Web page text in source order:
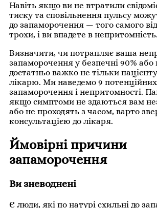
Навіть якщо ви не втратили
тиску та сповільнення пульсу
до запаморочення — того самого
трохи, і ви впадете в непритомність.
Визначити, чи потрапляє ваша
запаморочення у безпечні 90% або
достатньо важко не тільки
лікарю. Ми наведемо 9
запаморочення і непритомності.
якщо симптоми не здаються вам
або не проходять з часом, варто
консультацією до лікаря.
Ймовірні причини
запаморочення
Ви зневоднені
Є люди, які по натурі схильні до